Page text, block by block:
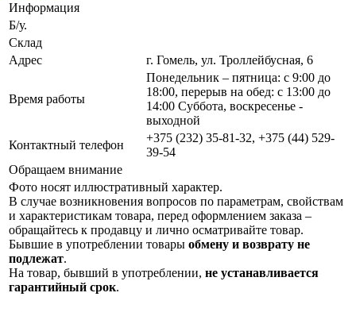
Информация
Б/у.
Склад
Адрес
г. Гомель, ул. Троллейбусная, 6
Время работы
Понедельник – пятница: с 9:00 до
18:00, перерыв на обед: с 13:00 до
14:00 Суббота, воскресенье -
выходной
Контактный телефон
+375 (232) 35-81-32, +375 (44) 529-
39-54
Обращаем внимание
Фото носят иллюстративный характер.
В случае возникновения вопросов по параметрам, свойствам
и характеристикам товара, перед оформлением заказа –
обращайтесь к продавцу и лично осматривайте товар.
Бывшие в употреблении товары обмену и возврату не
подлежат.
На товар, бывший в употреблении, не устанавливается
гарантийный срок.